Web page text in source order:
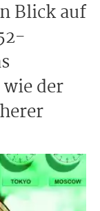
Blick auf
der